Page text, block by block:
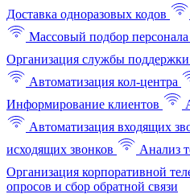
Доставка одноразовых кодов
Массовый подбор персонала
Организация службы поддержки
Автоматизация кол-центра
Информирование клиентов
Автоматизация входящих
исходящих звонков
Анализ
Организация корпоративной
опросов и сбор обратной связи